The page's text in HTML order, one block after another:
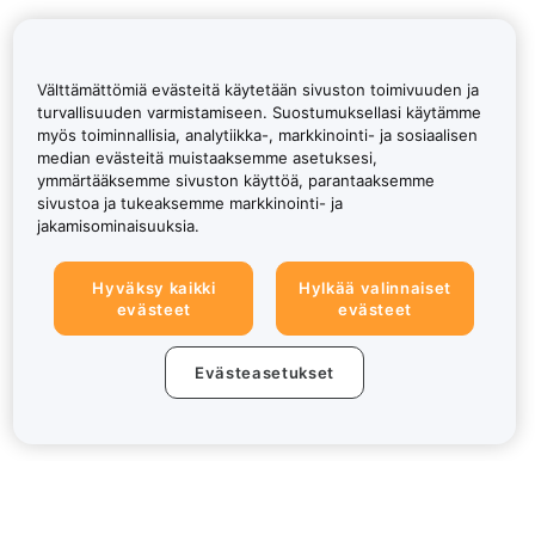
Välttämättömiä evästeitä käytetään sivuston toimivuuden ja
turvallisuuden varmistamiseen. Suostumuksellasi käytämme
myös toiminnallisia, analytiikka-, markkinointi- ja sosiaalisen
median evästeitä muistaaksemme asetuksesi,
ymmärtääksemme sivuston käyttöä, parantaaksemme
sivustoa ja tukeaksemme markkinointi- ja
jakamisominaisuuksia.
Hyväksy kaikki
evästeet
Hylkää valinnaiset
evästeet
Evästeasetukset